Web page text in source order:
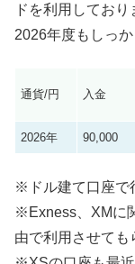
ドを利用しており
2026年度もしっ
通貨/円 入金
2026年 90,000
※ドル建て口座で
※Exness、XMに
由で利用させても